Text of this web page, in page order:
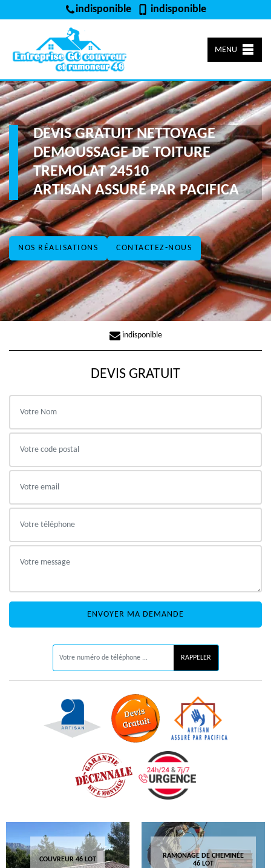
indisponible indisponible
MENU
NOS RÉALISATIONS CONTACTEZ-NOUS
DEVIS GRATUIT NETTOYAGE
DEMOUSSAGE DE TOITURE
TREMOLAT 24510
ARTISAN ASSURÉ PAR PACIFICA
indisponible
DEVIS GRATUIT
COUVREUR 46 LOT
RAMONAGE DE CHEMINÉE
46 LOT